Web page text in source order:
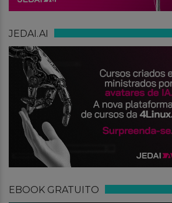
JEDAI.AI
EBOOK GRATUITO